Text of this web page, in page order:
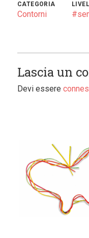
CATEGORIA
Contorni
Lascia un
Devi essere